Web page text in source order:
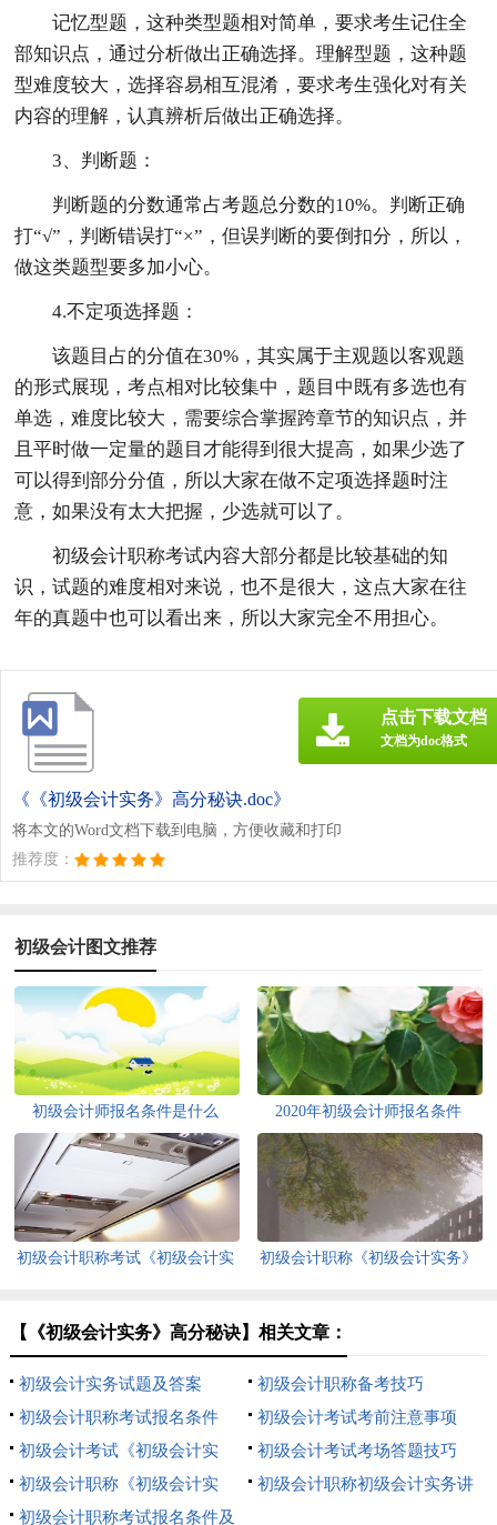
记忆型题，这种类型题相对简单，要求考生记住全
部知识点，通过分析做出正确选择。理解型题，这种题
型难度较大，选择容易相互混淆，要求考生强化对有关
内容的理解，认真辨析后做出正确选择。
3、判断题：
判断题的分数通常占考题总分数的10%。判断正确
打“√”，判断错误打“×”，但误判断的要倒扣分，所以，
做这类题型要多加小心。
4.不定项选择题：
该题目占的分值在30%，其实属于主观题以客观题
的形式展现，考点相对比较集中，题目中既有多选也有
单选，难度比较大，需要综合掌握跨章节的知识点，并
且平时做一定量的题目才能得到很大提高，如果少选了
可以得到部分分值，所以大家在做不定项选择题时注
意，如果没有太大把握，少选就可以了。
初级会计职称考试内容大部分都是比较基础的知
识，试题的难度相对来说，也不是很大，这点大家在往
年的真题中也可以看出来，所以大家完全不用担心。
《《初级会计实务》高分秘诀.doc》
将本文的Word文档下载到电脑，方便收藏和打印
推荐度：
点击下载文档
文档为doc格式
初级会计图文推荐
初级会计师报名条件是什么 2020年初级会计师报名条件
初级会计职称考试《初级会计实
初级会计职称《初级会计实务》
【《初级会计实务》高分秘诀】相关文章：
初级会计实务试题及答案
初级会计职称备考技巧
初级会计职称考试报名条件
初级会计考试考前注意事项
初级会计考试《初级会计实
务》多项选择题
初级会计考试考场答题技巧
初级会计职称《初级会计实
务》判断题精选
初级会计职称初级会计实务讲
初级会计职称考试报名条件及